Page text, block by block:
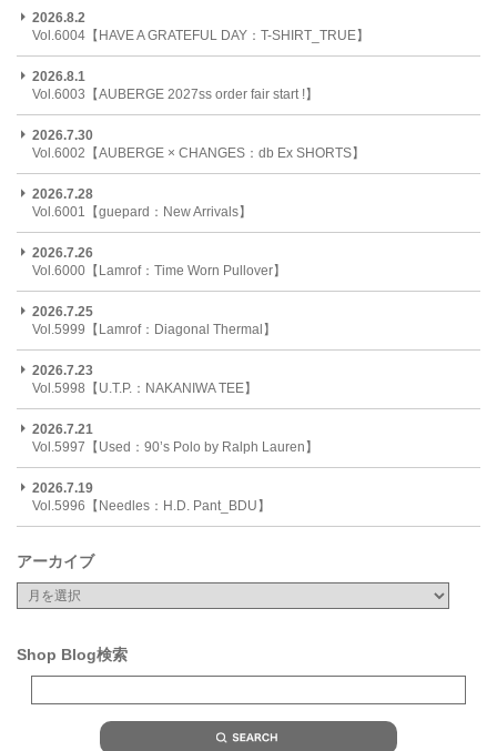
2026.8.2
Vol.6004【HAVE A GRATEFUL DAY：T-SHIRT_TRUE】
2026.8.1
Vol.6003【AUBERGE 2027ss order fair start !】
2026.7.30
Vol.6002【AUBERGE × CHANGES：db Ex SHORTS】
2026.7.28
Vol.6001【guepard：New Arrivals】
2026.7.26
Vol.6000【Lamrof：Time Worn Pullover】
2026.7.25
Vol.5999【Lamrof：Diagonal Thermal】
2026.7.23
Vol.5998【U.T.P.：NAKANIWA TEE】
2026.7.21
Vol.5997【Used：90’s Polo by Ralph Lauren】
2026.7.19
Vol.5996【Needles：H.D. Pant_BDU】
アーカイブ
Shop Blog検索